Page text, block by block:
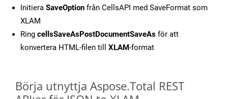
Initiera SaveOption från CellsAPI med SaveFormat som
XLAM
Ring cellsSaveAsPostDocumentSaveAs för att
konvertera HTML-filen till XLAM-format
Börja utnyttja Aspose.Total REST